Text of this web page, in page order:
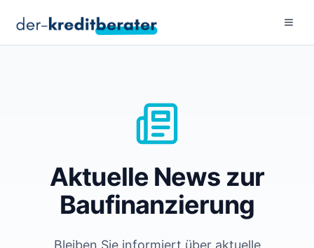
Menu
Aktuelle News zur
Baufinanzierung
Bleiben Sie informiert über aktuelle